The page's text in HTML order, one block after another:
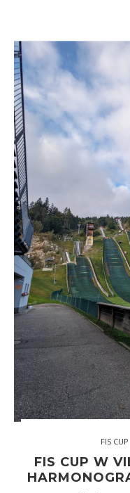
FIS CUP
FIS CUP W